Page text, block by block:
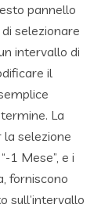
pannello
selezionare
intervallo di
il
La
la selezione
1 Mese”, e i
forniscono
sull’intervallo